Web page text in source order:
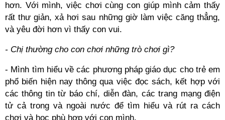
hơn. Với mình, việc chơi cùng con giúp mình cảm thấy
rất thư giản, xả hơi sau những giờ làm việc căng thẳng,
và yêu đời hơn vì thấy con vui.
- Chị thường cho con chơi những trò chơi gì?
- Mình tìm hiểu về các phương pháp giáo dục cho trẻ em
phổ biến hiện nay thông qua việc đọc sách, kết hợp với
các thông tin từ báo chí, diễn đàn, các trang mạng điện
tử cả trong và ngoài nước để tìm hiểu và rút ra cách
chơi và học phù hợp với con mình.